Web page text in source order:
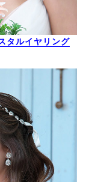
タルイヤリング